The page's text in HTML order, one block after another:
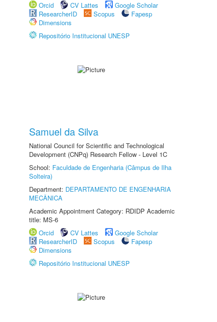
Orcid
CV Lattes
Google Scholar
ResearcherID
Scopus
Fapesp
Dimensions
Repositório Institucional UNESP
Samuel da Silva
National Council for Scientific and Technological
Development (CNPq) Research Fellow - Level 1C
School: Faculdade de Engenharia (Câmpus de Ilha
Solteira)
Department: DEPARTAMENTO DE ENGENHARIA
MECÂNICA
Academic Appointment Category: RDIDP Academic
title: MS-6
Orcid
CV Lattes
Google Scholar
ResearcherID
Scopus
Fapesp
Dimensions
Repositório Institucional UNESP